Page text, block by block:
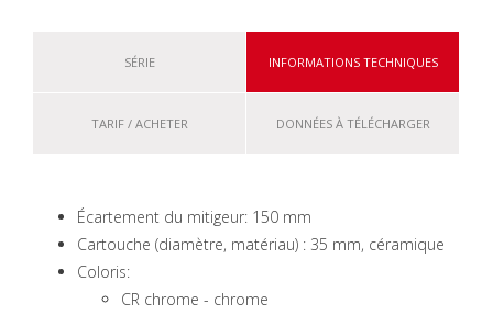
SÉRIE INFORMATIONS TECHNIQUES
TARIF / ACHETER DONNÉES À TÉLÉCHARGER
Écartement du mitigeur: 150 mm
Cartouche (diamètre, matériau) : 35 mm, céramique
Coloris:
CR chrome - chrome